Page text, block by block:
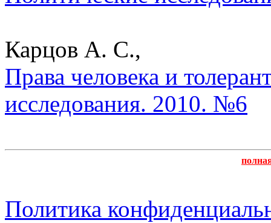
Карцов А. С.,
Права человека и
исследования. 2010. №6
Политика